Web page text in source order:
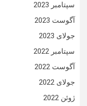
سپتامبر 2023
آگوست 2023
جولای 2023
سپتامبر 2022
آگوست 2022
جولای 2022
ژوئن 2022